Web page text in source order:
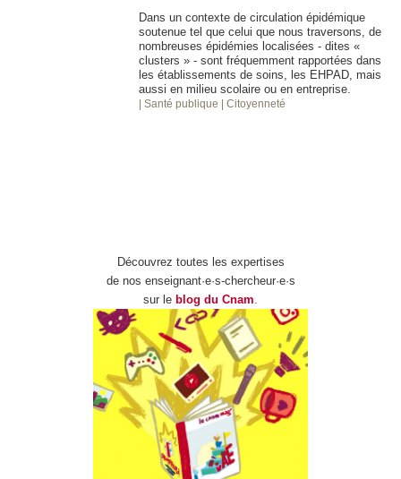
Dans un contexte de circulation épidémique
soutenue tel que celui que nous traversons, de
nombreuses épidémies localisées - dites «
clusters » - sont fréquemment rapportées dans
les établissements de soins, les EHPAD, mais
aussi en milieu scolaire ou en entreprise.
| Santé publique | Citoyenneté
Découvrez toutes les expertises
de nos enseignant·e·s-chercheur·e·s
sur le blog du Cnam.